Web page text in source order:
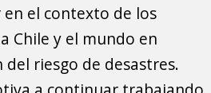
el contexto de los
Chile y el mundo en
riesgo de desastres.